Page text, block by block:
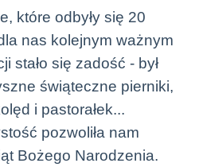
które odbyły się 20
nas kolejnym ważnym
stało się zadość - był
świąteczne pierniki,
i pastorałek...
pozwoliła nam
Bożego Narodzenia.